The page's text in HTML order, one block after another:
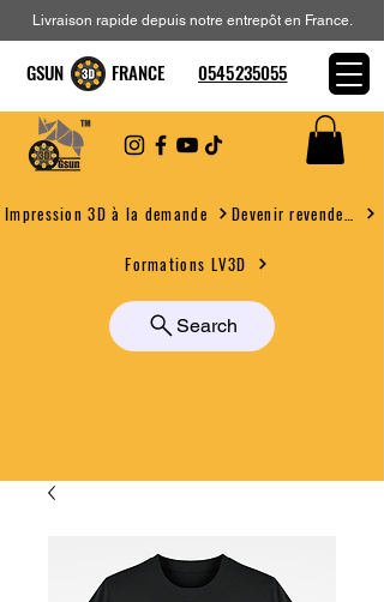
Impression 3D à la demande
Formations LV3D
Search
Livraison rapide depuis notre entrepôt en France.
GSUN FRANCE 0545235055